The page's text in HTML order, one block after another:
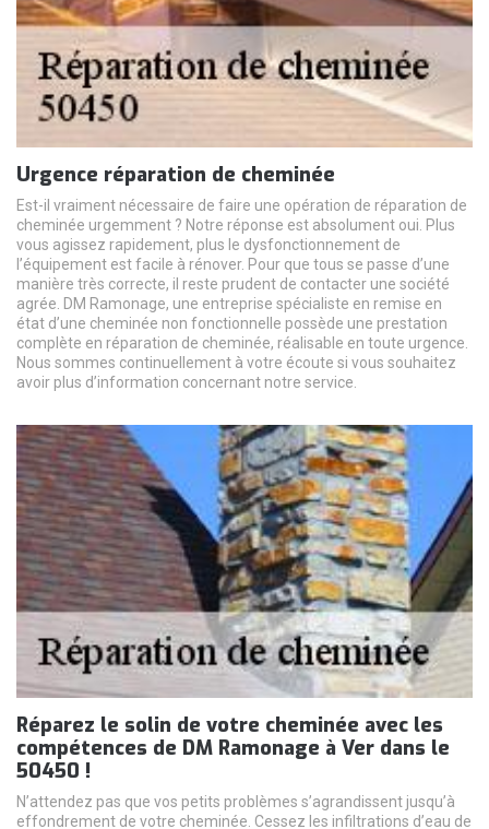
Urgence réparation de cheminée
Est-il vraiment nécessaire de faire une opération de réparation de
cheminée urgemment ? Notre réponse est absolument oui. Plus
vous agissez rapidement, plus le dysfonctionnement de
l’équipement est facile à rénover. Pour que tous se passe d’une
manière très correcte, il reste prudent de contacter une société
agrée. DM Ramonage, une entreprise spécialiste en remise en
état d’une cheminée non fonctionnelle possède une prestation
complète en réparation de cheminée, réalisable en toute urgence.
Nous sommes continuellement à votre écoute si vous souhaitez
avoir plus d’information concernant notre service.
Réparez le solin de votre cheminée avec les
compétences de DM Ramonage à Ver dans le
50450 !
N’attendez pas que vos petits problèmes s’agrandissent jusqu’à
effondrement de votre cheminée. Cessez les infiltrations d’eau de